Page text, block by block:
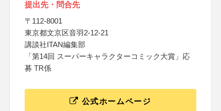
提出先・問合先
〒112-8001
東京都文京区音羽2-12-21
講談社ITAN編集部
「第14回 スーパーキャラクターコミック大賞」応
募 TR係
公式ホームページ